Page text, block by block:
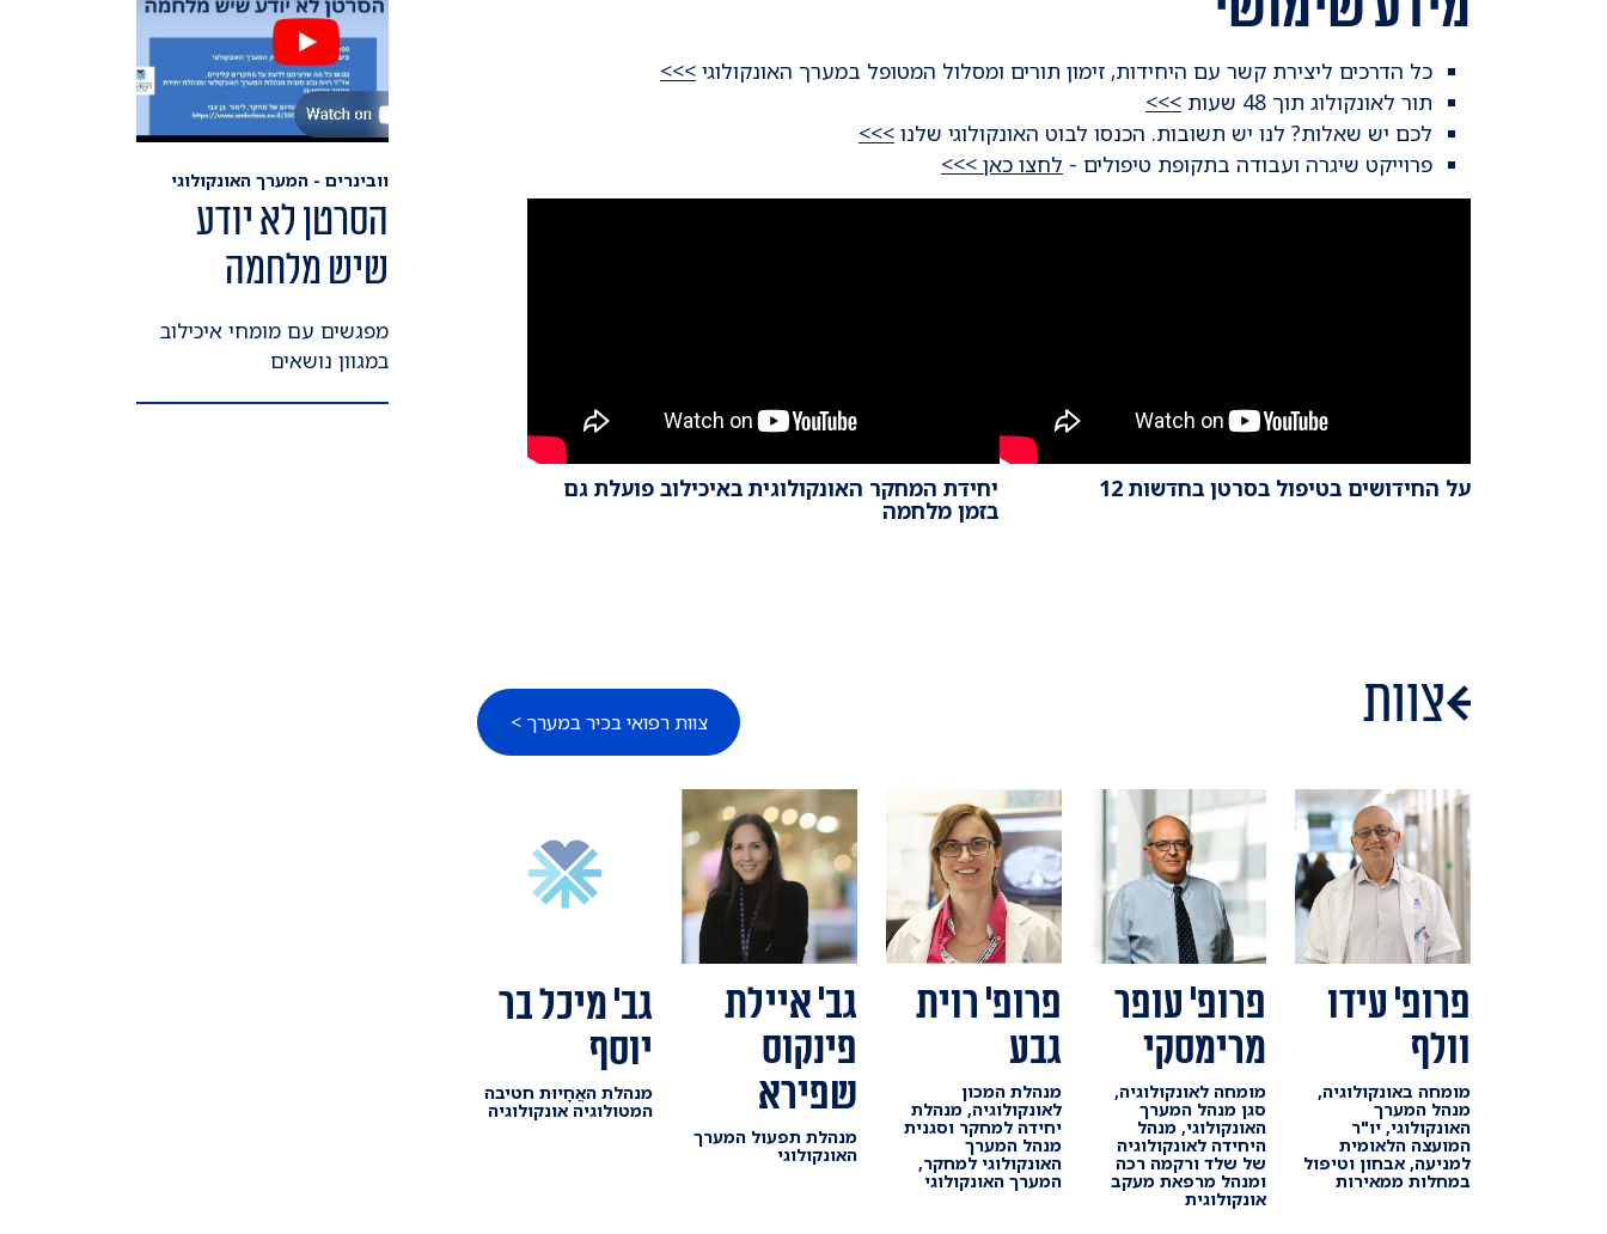
כל הדרכים ליצירת קשר עם היחידות, זימון תורים ומסלול המטופל במערך האונקולוגי >>>
תור לאונקולוג תוך 48 שעות
>>>
לכם יש שאלות? לנו יש תשובות. הכנסו לבוט האונקולוגי שלנו >>>
פרוייקט שיגרה ועבודה בתקופת טיפולים - לחצו כאן >>>
על החידושים בטיפול בסרטן בחדשות 12 יחידת המחקר האונקולוגית באיכילוב פועלת גם
בזמן מלחמה
צוות צוות רפואי בכיר במערך >
פרופ' עידו
וולף
מומחה באונקולוגיה,
מנהל המערך
האונקולוגי, יו"ר
המועצה הלאומית
למניעה, אבחון וטיפול
במחלות ממאירות
פרופ' עופר
מרימסקי
מומחה לאונקולוגיה,
סגן מנהל המערך
האונקולוגי, מנהל
היחידה לאונקולוגיה
של שלד ורקמה רכה
ומנהל מרפאת מעקב
אונקולוגית
פרופ' רוית
גבע
מנהלת המכון
לאונקולוגיה, מנהלת
יחידה למחקר וסגנית
מנהל המערך
האונקולוגי למחקר,
המערך האונקולוגי
גב' איילת
פינקוס
שפירא
מנהלת תפעול המערך
האונקולוגי
גב' מיכל בר
יוסף
מנהלת האֲחָיוּת חטיבה
המטולוגיה אונקולוגיה
וובינרים - המערך האונקולוגי
הסרטן לא יודע
שיש מלחמה
מפגשים עם מומחי איכילוב
במגוון נושאים